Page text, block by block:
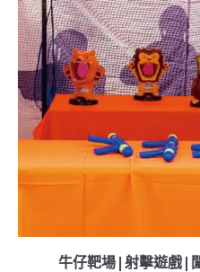
牛仔靶場|射擊遊戲|